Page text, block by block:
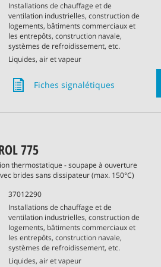
Installations de chauffage et de
ventilation industrielles, construction de
logements, bâtiments commerciaux et
les entrepôts, construction navale,
systèmes de refroidissement, etc.
Liquides, air et vapeur
Fiches signalétiques
775
thermostatique - soupape à ouverture
brides sans dissipateur (max. 150°C)
37012290
Installations de chauffage et de
ventilation industrielles, construction de
logements, bâtiments commerciaux et
les entrepôts, construction navale,
systèmes de refroidissement, etc.
Liquides, air et vapeur